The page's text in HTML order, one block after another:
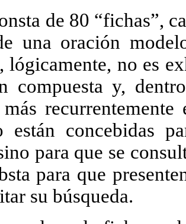
de 80 “fichas”,
una oración
lógicamente, no es
compuesta y,
más
están concebidas
para que se
para que
su búsqueda.